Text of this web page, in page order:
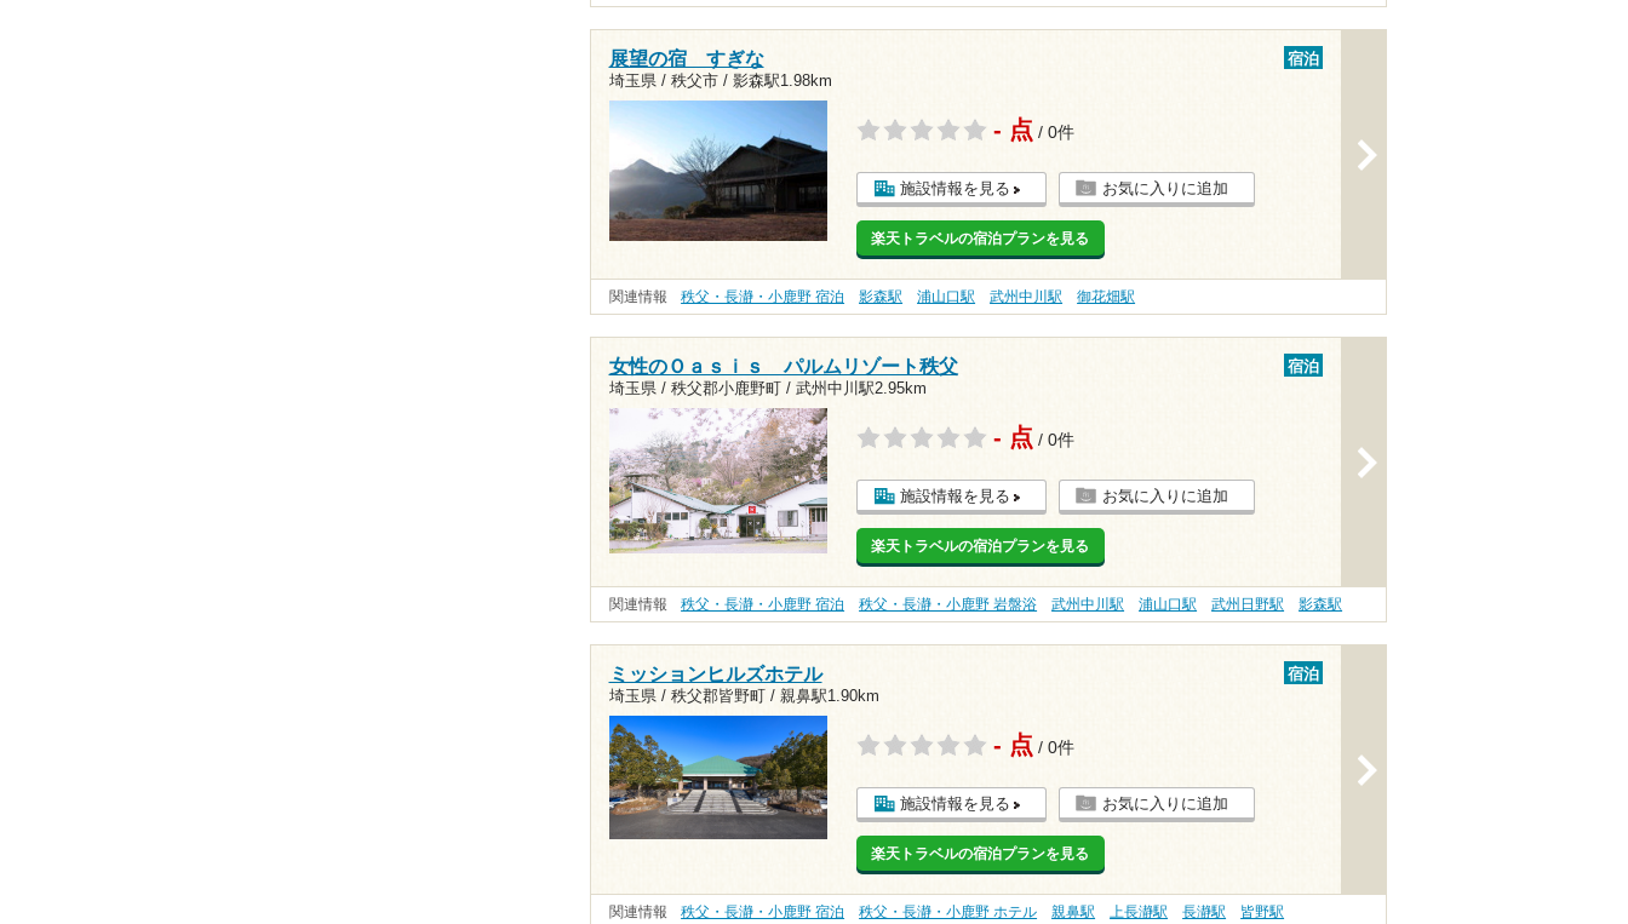
展望の宿 すぎな
埼玉県 / 秩父市 / 影森駅1.98km
宿泊
- 点 / 0件
施設情報を見る お気に入りに追加
楽天トラベルの宿泊プランを見る
関連情報 秩父・長瀞・小鹿野 宿泊 影森駅 浦山口駅 武州中川駅 御花畑駅
女性のＯａｓｉｓ パルムリゾート秩父
埼玉県 / 秩父郡小鹿野町 / 武州中川駅2.95km
宿泊
- 点 / 0件
施設情報を見る お気に入りに追加
楽天トラベルの宿泊プランを見る
関連情報 秩父・長瀞・小鹿野 宿泊 秩父・長瀞・小鹿野 岩盤浴 武州中川駅 浦山口駅 武州日野駅 影森駅
ミッションヒルズホテル
埼玉県 / 秩父郡皆野町 / 親鼻駅1.90km
宿泊
- 点 / 0件
施設情報を見る お気に入りに追加
楽天トラベルの宿泊プランを見る
関連情報 秩父・長瀞・小鹿野 宿泊 秩父・長瀞・小鹿野 ホテル 親鼻駅 上長瀞駅 長瀞駅 皆野駅